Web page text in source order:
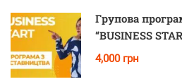
Групова
“BUSINESS
4,000 грн